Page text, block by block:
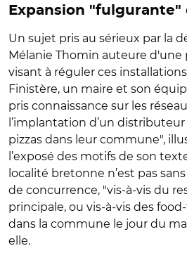
Expansion "fulgurante"
Un sujet pris au sérieux par la
Mélanie Thomin auteure d'une
visant à réguler ces
Finistère, un maire et son
pris connaissance sur les
l’implantation d’un
pizzas dans leur commune",
l’exposé des motifs de son
localité bretonne n’est pas
de concurrence, "vis‑à‑vis du
principale, ou vis‑à‑vis des
dans la commune le jour du
elle.